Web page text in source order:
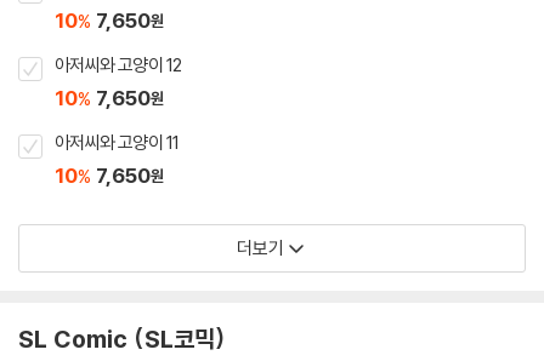
10% 7,650원
아저씨와 고양이 12
10% 7,650원
아저씨와 고양이 11
10% 7,650원
더보기
SL Comic (SL코믹)